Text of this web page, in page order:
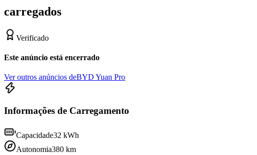
carregados
Verificado
Este anúncio está encerrado
Ver outros anúncios deBYD Yuan Pro
Informações de Carregamento
Capacidade32 kWh
Autonomia380 km